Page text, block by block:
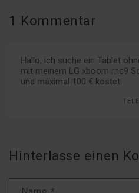
1 Kommentar
Hallo, ich suche ein Tablet
mit meinem LG xboom rnc9
und maximal 100 € kostet.
Hinterlasse einen